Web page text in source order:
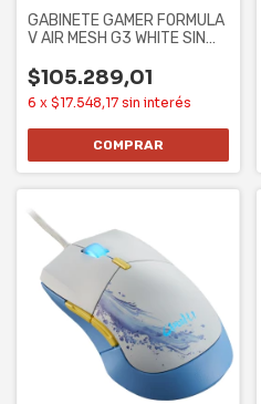
GABINETE GAMER FORMULA
V AIR MESH G3 WHITE SIN
$105.289,01
6 x $17.548,17 sin interés